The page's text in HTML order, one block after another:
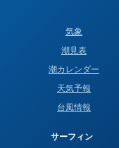
気象
潮見表
潮カレンダー
天気予報
台風情報
サーフィン